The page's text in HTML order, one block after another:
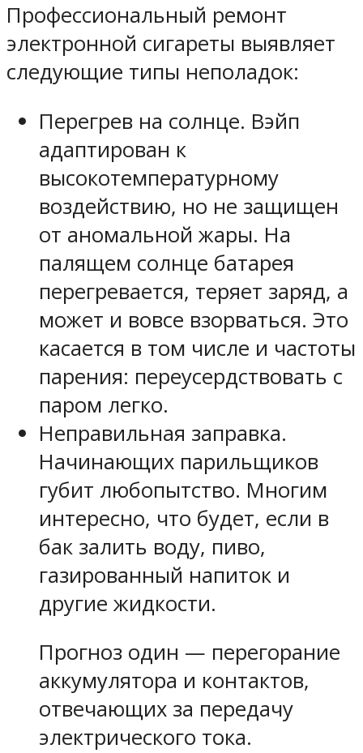
Профессиональный ремонт
электронной сигареты выявляет
следующие типы неполадок:
Перегрев на солнце. Вэйп
адаптирован к
высокотемпературному
воздействию, но не защищен
от аномальной жары. На
палящем солнце батарея
перегревается, теряет заряд, а
может и вовсе взорваться. Это
касается в том числе и частоты
парения: переусердствовать с
паром легко.
Неправильная заправка.
Начинающих парильщиков
губит любопытство. Многим
интересно, что будет, если в
бак залить воду, пиво,
газированный напиток и
другие жидкости.
Прогноз один — перегорание
аккумулятора и контактов,
отвечающих за передачу
электрического тока.